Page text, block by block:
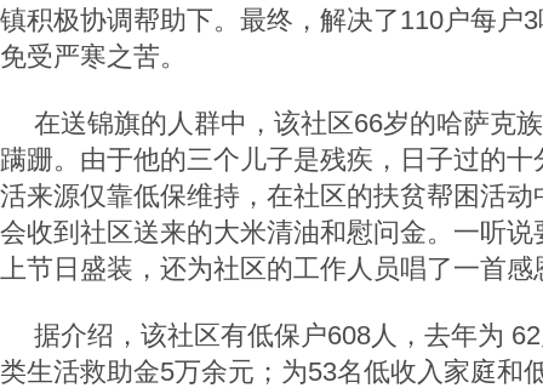
镇积极协调帮助下。最终，解决了110户每户
免受严寒之苦。
在送锦旗的人群中，该社区66岁的哈萨克
蹒跚。由于他的三个儿子是残疾，日子过的
活来源仅靠低保维持，在社区的扶贫帮困活
会收到社区送来的大米清油和慰问金。一听
上节日盛装，还为社区的工作人员唱了一首感
据介绍，该社区有低保户608人，去年为
类生活救助金5万余元；为53名低收入家庭和